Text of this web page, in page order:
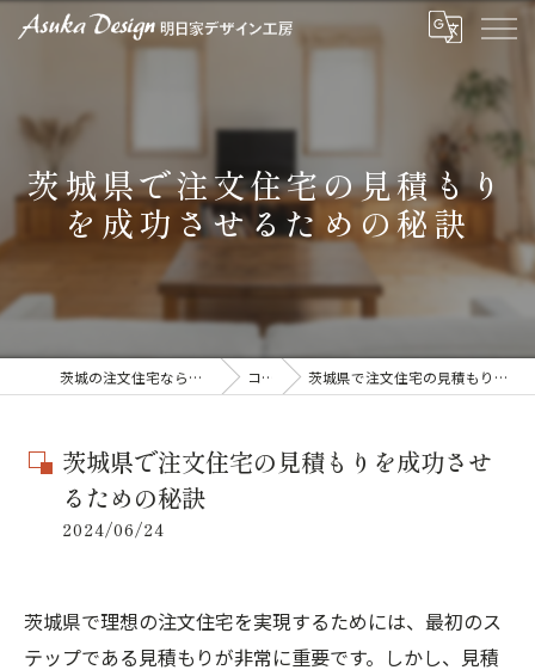
茨城県で注文住宅の見積もり
を成功させるための秘訣
茨城の注文住宅なら明日家デザイン工房 コラム 茨城県で注文住宅の見積もりを成功させるための秘訣
茨城県で注文住宅の見積もりを成功させ
るための秘訣
2024/06/24
茨城県で理想の注文住宅を実現するためには、最初のス
テップである見積もりが非常に重要です。しかし、見積